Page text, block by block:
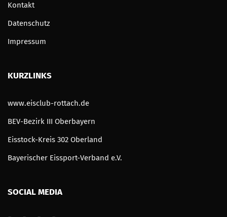
Kontakt
Datenschutz
Impressum
KURZLINKS
www.eisclub-rottach.de
BEV-Bezirk III Oberbayern
Eisstock-Kreis 302 Oberland
Bayerischer Eissport-Verband e.V.
SOCIAL MEDIA